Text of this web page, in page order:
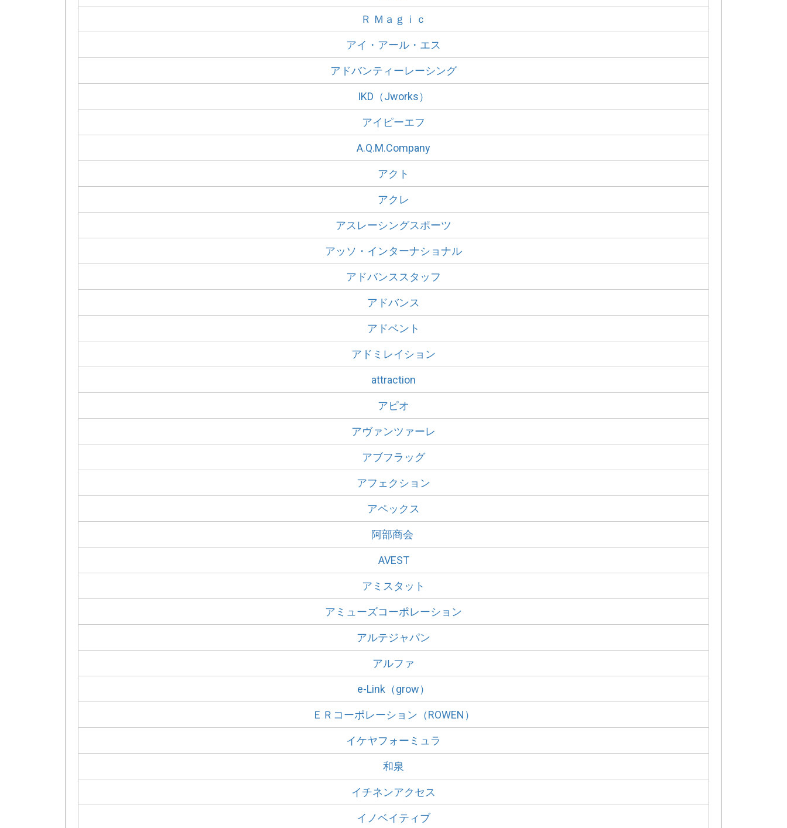
Ｒ Ｍａｇｉｃ
アイ・アール・エス
アドバンティーレーシング
IKD（Jworks）
アイピーエフ
A.Q.M.Company
アクト
アクレ
アスレーシングスポーツ
アッソ・インターナショナル
アドバンススタッフ
アドバンス
アドベント
アドミレイション
attraction
アピオ
アヴァンツァーレ
アブフラッグ
アフェクション
アペックス
阿部商会
AVEST
アミスタット
アミューズコーポレーション
アルテジャパン
アルファ
e-Link（grow）
ＥＲコーポレーション（ROWEN）
イケヤフォーミュラ
和泉
イチネンアクセス
イノベイティブ